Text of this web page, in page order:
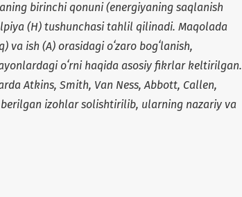
birinchi qonuni (energiyaning saqlanish
(H) tushunchasi tahlil qilinadi. Maqolada
va ish (A) orasidagi oʻzaro bogʻlanish,
oʻrni haqida asosiy fikrlar keltirilgan.
Atkins, Smith, Van Ness, Abbott, Callen,
izohlar solishtirilib, ularning nazariy va